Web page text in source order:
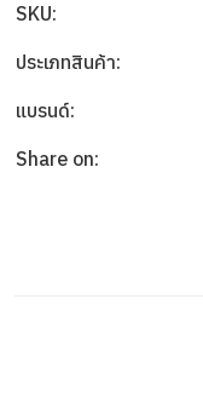
SKU:
ประเภทสินค้า:
แบรนด์:
Share on: